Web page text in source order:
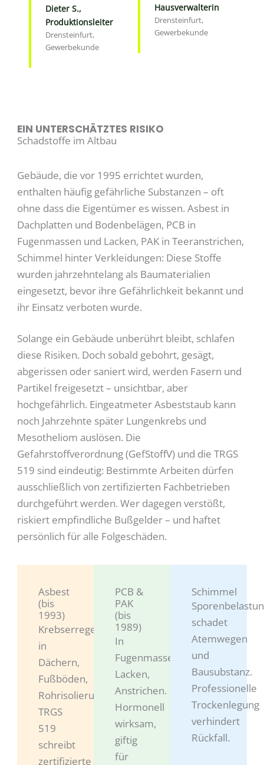
Dieter S.,
Produktionsleiter
Drensteinfurt,
Gewerbekunde
Hausverwalterin
Drensteinfurt,
Gewerbekunde
EIN UNTERSCHÄTZTES RISIKO
Schadstoffe im Altbau
Gebäude, die vor 1995 errichtet wurden,
enthalten häufig gefährliche Substanzen – oft
ohne dass die Eigentümer es wissen. Asbest in
Dachplatten und Bodenbelägen, PCB in
Fugenmassen und Lacken, PAK in Teeranstrichen,
Schimmel hinter Verkleidungen: Diese Stoffe
wurden jahrzehntelang als Baumaterialien
eingesetzt, bevor ihre Gefährlichkeit bekannt und
ihr Einsatz verboten wurde.
Solange ein Gebäude unberührt bleibt, schlafen
diese Risiken. Doch sobald gebohrt, gesägt,
abgerissen oder saniert wird, werden Fasern und
Partikel freigesetzt – unsichtbar, aber
hochgefährlich. Eingeatmeter Asbeststaub kann
noch Jahrzehnte später Lungenkrebs und
Mesotheliom auslösen. Die
Gefahrstoffverordnung (GefStoffV) und die TRGS
519 sind eindeutig: Bestimmte Arbeiten dürfen
ausschließlich von zertifizierten Fachbetrieben
durchgeführt werden. Wer dagegen verstößt,
riskiert empfindliche Bußgelder – und haftet
persönlich für alle Folgeschäden.
Asbest
(bis
1993)
Krebserregend,
in
Dächern,
Fußböden,
Rohrisolierungen.
TRGS
519
schreibt
zertifizierte
PCB &
PAK
(bis
1989)
In
Fugenmassen,
Lacken,
Anstrichen.
Hormonell
wirksam,
giftig
für
Schimmel
schadet
Atemwegen
und
Bausubstanz.
Professionelle
Trockenlegung
verhindert
Rückfall.